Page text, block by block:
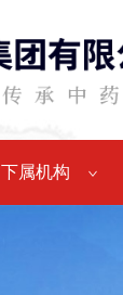
下属机构